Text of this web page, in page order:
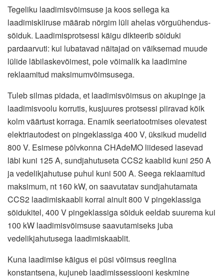
Tegeliku laadimisvõimsuse ja koos sellega ka
laadimiskiiruse määrab nõrgim lüli ahelas võrguühendus-
sõiduk. Laadimisprotsessi käigu dikteerib sõiduki
pardaarvuti: kui lubatavad näitajad on väiksemad muude
lülide läbilaskevõimest, pole võimalik ka laadimine
reklaamitud maksimumvõimsusega.
Tuleb silmas pidada, et laadimisvõimsus on akupinge ja
laadimisvoolu korrutis, kusjuures protsessi piiravad kõik
kolm väärtust korraga. Enamik seeriatootmises olevatest
elektriautodest on pingeklassiga 400 V, üksikud mudelid
800 V. Esimese põlvkonna CHAdeMO liidesed lasevad
läbi kuni 125 A, sundjahutuseta CCS2 kaablid kuni 250 A
ja vedelikjahutuse puhul kuni 500 A. Seega reklaamitud
maksimum, nt 160 kW, on saavutatav sundjahutamata
CCS2 laadimiskaabli korral ainult 800 V pingeklassiga
sõidukitel, 400 V pingeklassiga sõiduk eeldab suurema kui
100 kW laadimisvõimsuse saavutamiseks juba
vedelikjahutusega laadimiskaablit.
Kuna laadimise käigus ei püsi võimsus reeglina
konstantsena, kujuneb laadimissessiooni keskmine